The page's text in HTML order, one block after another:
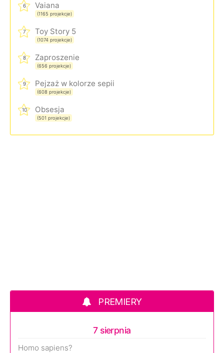
6 Vaiana
(1165 projekcje)
7 Toy Story 5
(1074 projekcje)
8 Zaproszenie
(656 projekcje)
9 Pejzaż w kolorze sepii
(608 projekcje)
10 Obsesja
(501 projekcje)
PREMIERY
7 sierpnia
Homo sapiens?